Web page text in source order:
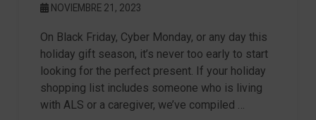
NOVIEMBRE 21, 2023
On Black Friday, Cyber Monday, or any day this
holiday gift season, it’s never too early to start
looking for the perfect present. If your holiday
shopping list includes someone who is living
with ALS or a caregiver, we’ve compiled …